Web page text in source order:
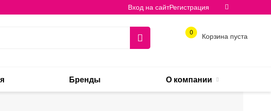
Вход на сайтРегистрация
0 Корзина пуста
Бренды О компании